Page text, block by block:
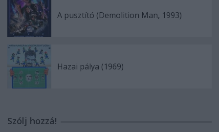
A pusztító (Demolition Man, 1993)
Hazai pálya (1969)
Szólj hozzá!